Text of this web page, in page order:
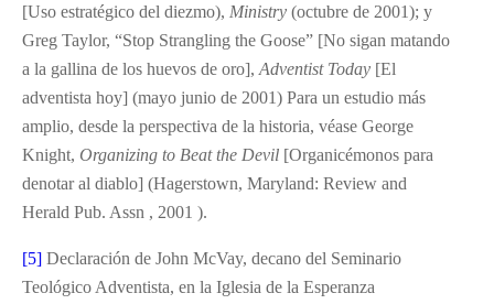
[Uso estratégico del diezmo), Ministry (octubre de 2001); y
Greg Taylor, “Stop Strangling the Goose” [No sigan matando
a la gallina de los huevos de oro], Adventist Today [El
adventista hoy] (mayo junio de 2001) Para un estudio más
amplio, desde la perspectiva de la historia, véase George
Knight, Organizing to Beat the Devil [Organicémonos para
denotar al diablo] (Hagerstown, Maryland: Review and
Herald Pub. Assn , 2001 ).
[5] Declaración de John McVay, decano del Seminario
Teológico Adventista, en la Iglesia de la Esperanza